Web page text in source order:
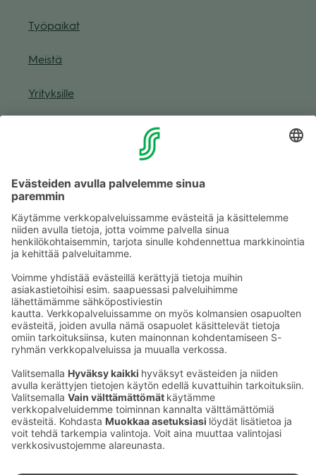
Työ­pai­kat
Meistä
Yri­tyk­sille
Muuta eväs­tea­se­tuk­sia & eväs­tein­for­maa­tio
Tie­to­suo­ja­se­loste (Arina)
Kaup­pa­kes­kus
Ma-pe
9–20
La
9–19
Su
11–18
Katso poik­keus­au­kio­lottäältä
Iso­katu 22–25,
90100 Oulu